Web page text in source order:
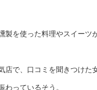
製を使った料理やスイーツ
店で、口コミを聞きつけた
わっているそう。